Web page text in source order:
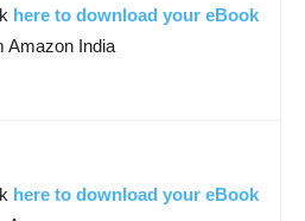
here to download your eBook
Amazon India
here to download your eBook